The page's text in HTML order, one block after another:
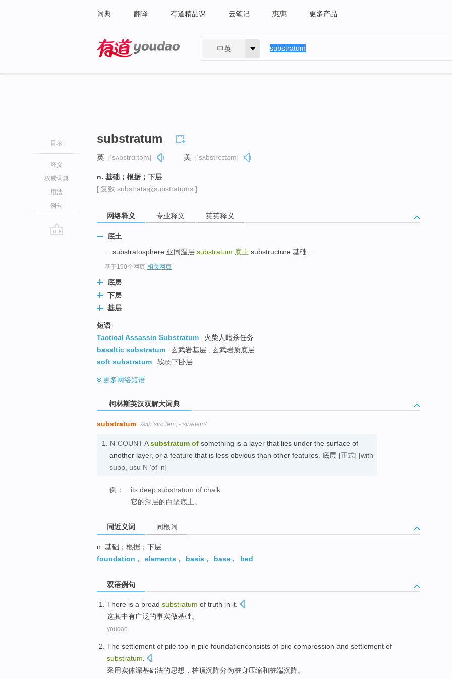
词典 翻译 有道精品课 云笔记 惠惠 更多产品
中英
目录
释义
权威词典
用法
例句
substratum
英 [ˈsʌbstrɑːtəm] 美 [ˈsʌbstreɪtəm]
n. 基础；根据；下层
[ 复数 substrata或substratums ]
网络释义 专业释义 英英释义
底土
... substratosphere 亚同温层 substratum 底土 substructure 基础 ...
基于190个网页-相关网页
底层
下层
基层
短语
Tactical Assassin Substratum
火柴人暗杀任务
basaltic substratum
玄武岩基层 ; 玄武岩质底层
soft substratum
软弱下卧层
更多网络短语
柯林斯英汉双解大词典
substratum /sʌbˈstrɑːtəm, -ˈstrætəm/
1. N-COUNTAsubstratum of something is a layer that lies under the surface of
another layer, or a feature that is less obvious than other features. 底层 [正式] [with
supp, usu N 'of' n]
例：
...its deep substratum of chalk.
...它的深层的白垩底土。
同近义词 同根词
n. 基础；根据；下层
foundation , elements , basis , base , bed
双语例句
There is a broad substratum of truth in it.
这其中有广泛的事实做基础。
youdao
The settlement of pile top in pile foundationconsists of pile compression and settlement of
substratum
采用实体深基础法的思想， 桩顶沉降分为桩身压缩和桩端沉降。